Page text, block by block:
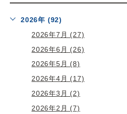
2026年 (92)
2026年7月 (27)
2026年6月 (26)
2026年5月 (8)
2026年4月 (17)
2026年3月 (2)
2026年2月 (7)